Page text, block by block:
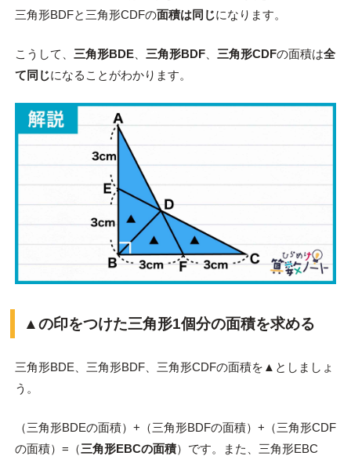
三角形BDFと三角形CDFの面積は同じになります。
こうして、 三角形BDE、 三角形BDF、 三角形CDFの面積は全
て同じになることがわかります。
▲の印をつけた三角形1個分の面積を求める
三角形BDE、三角形BDF、三角形CDFの面積を▲としましょ
う。
（三角形BDEの面積）+（三角形BDFの面積）+（三角形CDF
の面積）=（三角形EBCの面積）です。また、三角形EBC